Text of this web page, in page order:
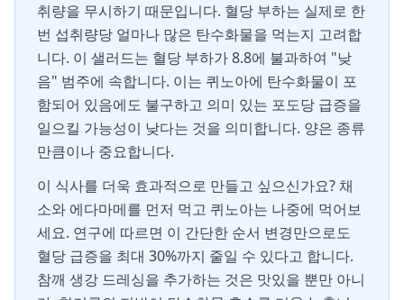
취량을 무시하기 때문입니다. 혈당 부하는 실제로 한
번 섭취량당 얼마나 많은 탄수화물을 먹는지 고려합
니다. 이 샐러드는 혈당 부하가 8.8에 불과하여 "낮
음" 범주에 속합니다. 이는 퀴노아에 탄수화물이 포
함되어 있음에도 불구하고 의미 있는 포도당 급증을
일으킬 가능성이 낮다는 것을 의미합니다. 양은 종류
만큼이나 중요합니다.
이 식사를 더욱 효과적으로 만들고 싶으신가요? 채
소와 에다마메를 먼저 먹고 퀴노아는 나중에 먹어보
세요. 연구에 따르면 이 간단한 순서 변경만으로도
혈당 급증을 최대 30%까지 줄일 수 있다고 합니다.
참깨 생강 드레싱을 추가하는 것은 맛있을 뿐만 아니